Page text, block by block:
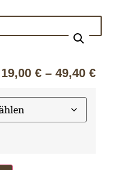
19,00€ –49,40€